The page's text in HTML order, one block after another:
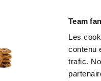
Team
Les
contenu
trafic.